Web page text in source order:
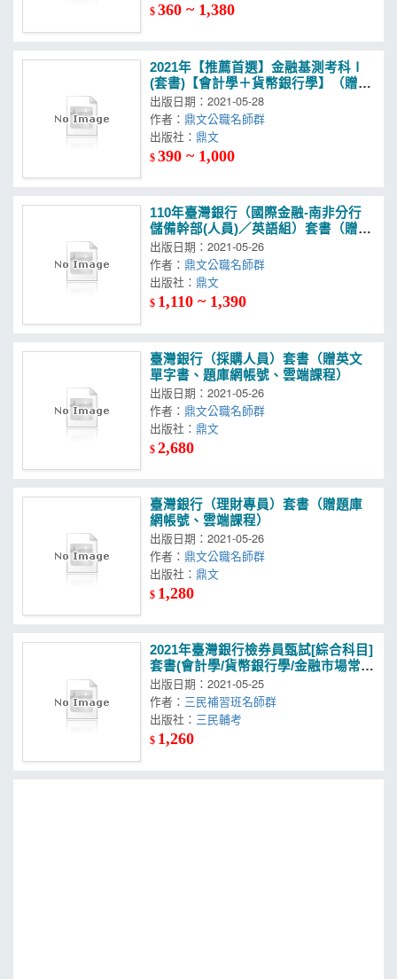
$360 ~ 1,380
2021年【推薦首選】金融基測考科Ⅰ
(套書)【會計學＋貨幣銀行學】（贈題
庫網帳號、雲端課程）
出版日期：2021-05-28
作者：鼎文公職名師群
出版社：
$390 ~ 1,000
110年臺灣銀行（國際金融-南非分行
儲備幹部(人員)／英語組）套書（贈英
文單字書、題庫網帳號、雲端課程）
出版日期：2021-05-26
作者：鼎文公職名師群
出版社：
$ 1,110 ~ 1,390
臺灣銀行（採購人員）套書（贈英文
單字書、題庫網帳號、雲端課程）
出版日期：2021-05-26
作者：鼎文公職名師群
出版社：
$2,680
臺灣銀行（理財專員）套書（贈題庫
網帳號、雲端課程）
出版日期：2021-05-26
作者：鼎文公職名師群
出版社：
$ 1,280
2021年臺灣銀行檢券員甄試[綜合科目]
套書(會計學/貨幣銀行學/金融市場常識
與職業道德)
出版日期：2021-05-25
作者： 三民補習班名師群
出版社：
$ 1,260